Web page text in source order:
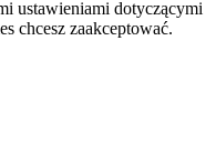
ustawieniami dotyczącymi
chcesz zaakceptować.